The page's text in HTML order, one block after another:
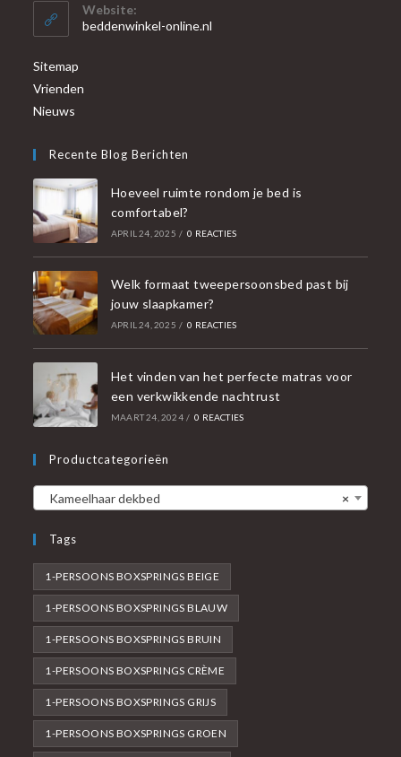
Website:
beddenwinkel-online.nl
Sitemap
Vrienden
Nieuws
Recente Blog Berichten
Hoeveel ruimte rondom je bed is
comfortabel?
APRIL 24, 2025 / 0 REACTIES
Welk formaat tweepersoonsbed past bij
jouw slaapkamer?
APRIL 24, 2025 / 0 REACTIES
Het vinden van het perfecte matras voor
een verkwikkende nachtrust
MAART 24, 2024 / 0 REACTIES
Productcategorieën
×
Kameelhaar dekbed
Tags
1-PERSOONS BOXSPRINGS BEIGE
1-PERSOONS BOXSPRINGS BLAUW
1-PERSOONS BOXSPRINGS BRUIN
1-PERSOONS BOXSPRINGS CRÈME
1-PERSOONS BOXSPRINGS GRIJS
1-PERSOONS BOXSPRINGS GROEN